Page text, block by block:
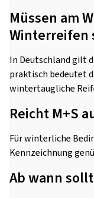
Müssen am
Winterreifen
In Deutschland gilt
praktisch bedeutet
wintertaugliche
Reicht M+S
Für winterliche
Kennzeichnung
Ab wann